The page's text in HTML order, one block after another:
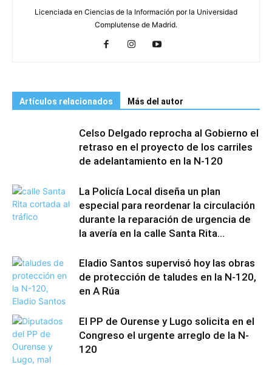
Licenciada en Ciencias de la Información por la Universidad
Complutense de Madrid.
Artículos relacionados Más del autor
Celso Delgado reprocha al Gobierno el
retraso en el proyecto de los carriles
de adelantamiento en la N-120
La Policía Local diseña un plan
especial para reordenar la circulación
durante la reparación de urgencia de
la avería en la calle Santa Rita...
Eladio Santos supervisó hoy las obras
de protección de taludes en la N-120,
en A Rúa
El PP de Ourense y Lugo solicita en el
Congreso el urgente arreglo de la N-
120